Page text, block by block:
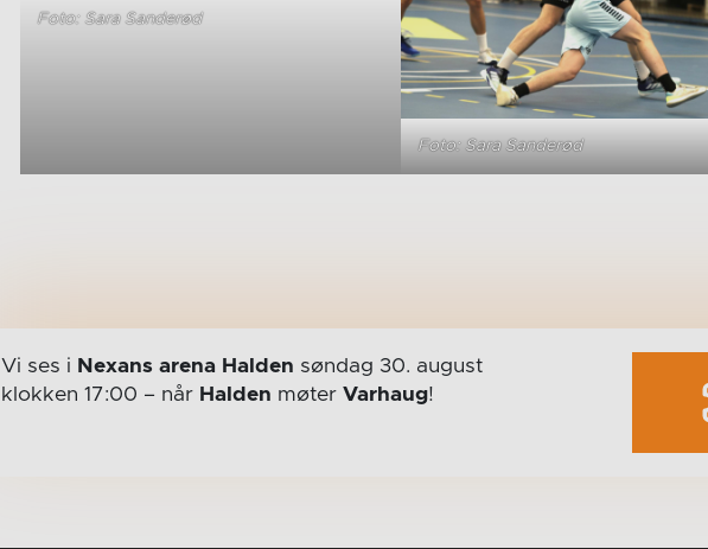
Foto: Sara Sanderød
Foto: Sara Sanderød
Vi ses i Nexans arena Halden søndag 30. august
klokken 17:00 – når Halden møter Varhaug!